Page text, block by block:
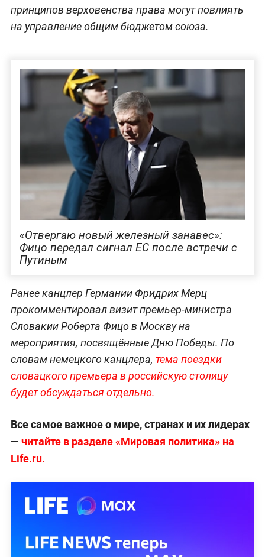
принципов верховенства права могут повлиять
на управление общим бюджетом союза.
«Отвергаю новый железный занавес»:
Фицо передал сигнал ЕС после встречи с
Путиным
Ранее канцлер Германии Фридрих Мерц
прокомментировал визит премьер-министра
Словакии Роберта Фицо в Москву на
мероприятия, посвящённые Дню Победы. По
словам немецкого канцлера, тема поездки
словацкого премьера в российскую столицу
будет обсуждаться отдельно.
Все самое важное о мире, странах и их лидерах
— читайте в разделе «Мировая политика» на
Life.ru.